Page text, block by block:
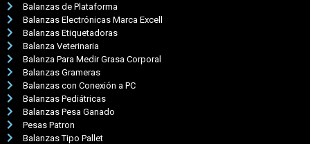
Balanzas de Plataforma
Balanzas Electrónicas Marca Excell
Balanzas Etiquetadoras
Balanza Veterinaria
Balanza Para Medir Grasa Corporal
Balanzas Grameras
Balanzas con Conexión a PC
Balanzas Pediátricas
Balanzas Pesa Ganado
Pesas Patron
Balanzas Tipo Pallet